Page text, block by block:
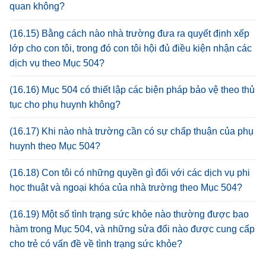
quan không?
(16.15) Bằng cách nào nhà trường đưa ra quyết định xếp
lớp cho con tôi, trong đó con tôi hội đủ điều kiện nhận các
dịch vụ theo Mục 504?
(16.16) Mục 504 có thiết lập các biện pháp bảo vệ theo thủ
tục cho phụ huynh không?
(16.17) Khi nào nhà trường cần có sự chấp thuận của phụ
huynh theo Mục 504?
(16.18) Con tôi có những quyền gì đối với các dịch vụ phi
học thuật và ngoại khóa của nhà trường theo Mục 504?
(16.19) Một số tình trạng sức khỏe nào thường được bao
hàm trong Mục 504, và những sửa đổi nào được cung cấp
cho trẻ có vấn đề về tình trạng sức khỏe?